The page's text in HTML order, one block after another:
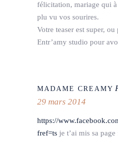
félicitation, mariage qui
plu vu vos sourires.
Votre teaser est super,
Entr’amy studio pour
MADAME CREAMY
29 mars 2014
https://
fref=ts je t’ai mis sa